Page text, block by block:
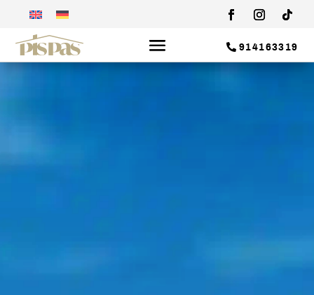
914163319